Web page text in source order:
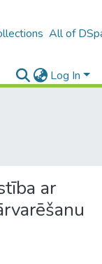
All of
Log In
ar